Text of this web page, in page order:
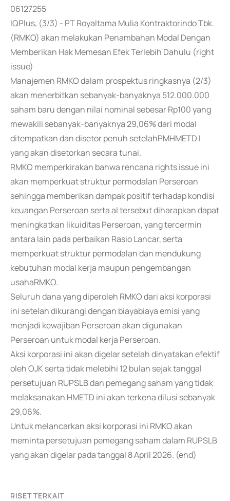
06127255
IQPlus, (3/3) - PT Royaltama Mulia Kontraktorindo Tbk.
(RMKO) akan melakukan Penambahan Modal Dengan
Memberikan Hak Memesan Efek Terlebih Dahulu (right
issue)
Manajemen RMKO dalam prospektus ringkasnya (2/3)
akan menerbitkan sebanyak-banyaknya 512.000.000
saham baru dengan nilai nominal sebesar Rp100 yang
mewakili sebanyak-banyaknya 29,06% dari modal
ditempatkan dan disetor penuh setelahPMHMETD I
yang akan disetorkan secara tunai.
RMKO memperkirakan bahwa rencana rights issue ini
akan memperkuat struktur permodalan Perseroan
sehingga memberikan dampak positif terhadap kondisi
keuangan Perseroan serta al tersebut diharapkan dapat
meningkatkan likuiditas Perseroan, yang tercermin
antara lain pada perbaikan Rasio Lancar, serta
memperkuat struktur permodalan dan mendukung
kebutuhan modal kerja maupun pengembangan
usahaRMKO.
Seluruh dana yang diperoleh RMKO dari aksi korporasi
ini setelah dikurangi dengan biayabiaya emisi yang
menjadi kewajiban Perseroan akan digunakan
Perseroan untuk modal kerja Perseroan.
Aksi korporasi ini akan digelar setelah dinyatakan efektif
oleh OJK serta tidak melebihi 12 bulan sejak tanggal
persetujuan RUPSLB dan pemegang saham yang tidak
melaksanakan HMETD ini akan terkena dilusi sebanyak
29,06%.
Untuk melancarkan aksi korporasi ini RMKO akan
meminta persetujuan pemegang saham dalam RUPSLB
yang akan digelar pada tanggal 8 April 2026. (end)
RISET TERKAIT